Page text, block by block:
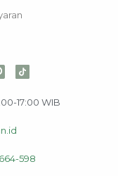
17:00 WIB
598